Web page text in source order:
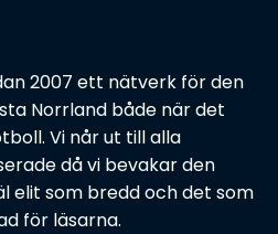
2007 ett nätverk för den
Norrland både när det
Vi når ut till alla
då vi bevakar den
elit som bredd och det som
för läsarna.